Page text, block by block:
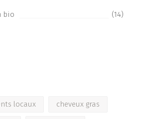
bio (14)
locaux cheveux gras